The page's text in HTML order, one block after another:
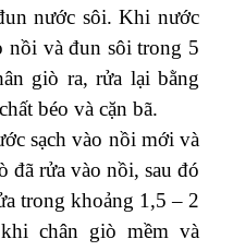
nước sôi. Khi nước
nồi và đun sôi trong 5
giò ra, rửa lại bằng
béo và cặn bã.
sạch vào nồi mới và
đã rửa vào nồi, sau đó
trong khoảng 1,5 – 2
chân giò mềm và